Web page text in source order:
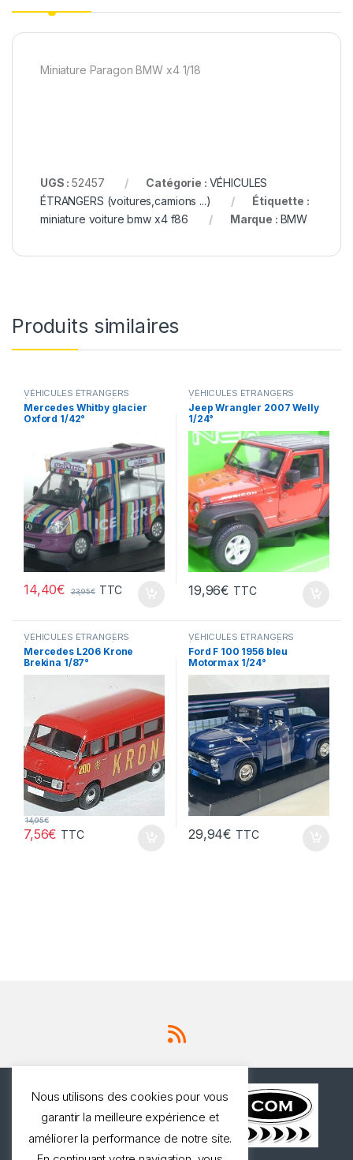
Miniature Paragon BMW x4 1/18
UGS :52457 Catégorie : VÉHICULES
ÉTRANGERS (voitures,camions ...)
Étiquette :
miniature voiture bmw x4 f86
Marque : BMW
Produits similaires
VÉHICULES ÉTRANGERS
(voitures,camions ...)
Mercedes Whitby glacier
Oxford 1/42°
14,40€ 23,95€ TTC
VÉHICULES ÉTRANGERS
(voitures,camions ...)
Jeep Wrangler 2007 Welly
1/24°
19,96€ TTC
VÉHICULES ÉTRANGERS
(voitures,camions ...)
Mercedes L206 Krone
Brekina 1/87°
7,56€
14,95€
TTC
VÉHICULES ÉTRANGERS
(voitures,camions ...)
Ford F 100 1956 bleu
Motormax 1/24°
29,94€ TTC
Nous utilisons des cookies pour vous
garantir la meilleure expérience et
améliorer la performance de notre site.